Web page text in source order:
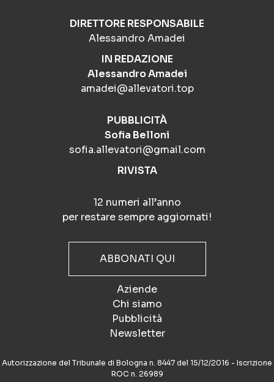
DIRETTORE RESPONSABILE
Alessandro Amadei
IN REDAZIONE
Alessandro Amadei
amadei@allevatori.top
PUBBLICITÀ
Sofia Belloni
sofia.allevatori@gmail.com
RIVISTA
12 numeri all’anno
per restare sempre aggiornati!
ABBONATI QUI
Aziende
Chi siamo
Pubblicità
Newsletter
Autorizzazione del Tribunale di Bologna n. 8447 del 15/12/2016 - Iscrizione
ROC n. 26989